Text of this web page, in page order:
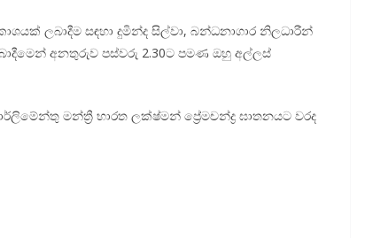
ලබාදීම සඳහා දුමින්ද සිල්වා, බන්ධනාගාර නිලධාරීන්
අනතුරුව පස්වරු 2.30ට පමණ ඔහු අල්ලස්
මන්ත්‍රී භාරත ලක්ෂ්මන් ප්‍රේමචන්ද්‍ර ඝාතනයට වරද